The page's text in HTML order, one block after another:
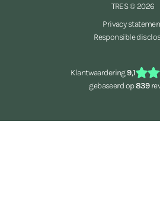
TRES © 2026
Privacy
Responsible
Klantwaardering9,1
gebaseerd op839